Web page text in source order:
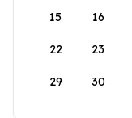
15 16
22 23
29 30